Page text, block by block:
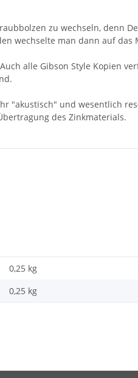
zu wechseln, denn
wechselte man dann auf das
alle Gibson Style Kopien
"akustisch" und wesentlich
des Zinkmaterials.
0,25 kg
0,25 kg